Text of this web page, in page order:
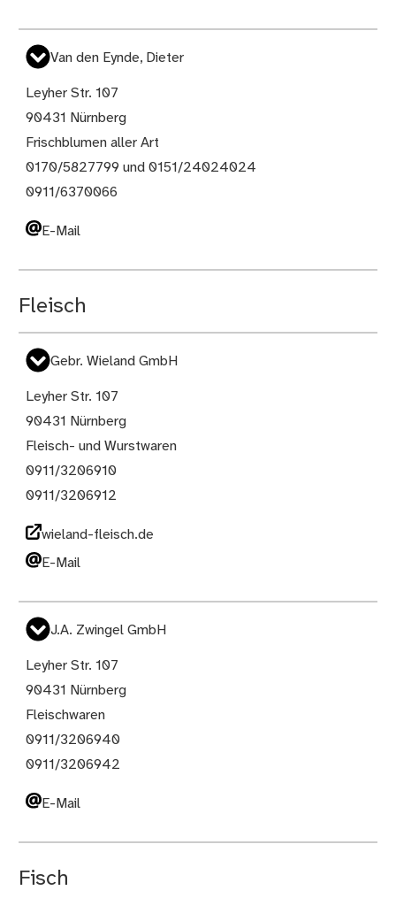
Van den Eynde, Dieter
Leyher Str. 107
90431 Nürnberg
Frischblumen aller Art
0170/5827799 und 0151/24024024
0911/6370066
E-Mail
Fleisch
Gebr. Wieland GmbH
Leyher Str. 107
90431 Nürnberg
Fleisch- und Wurstwaren
0911/3206910
0911/3206912
wieland-fleisch.de
E-Mail
J.A. Zwingel GmbH
Leyher Str. 107
90431 Nürnberg
Fleischwaren
0911/3206940
0911/3206942
E-Mail
Fisch